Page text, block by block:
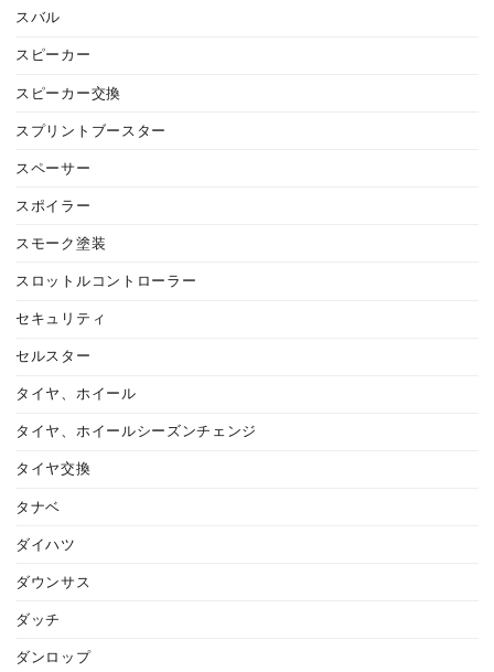
スバル
スピーカー
スピーカー交換
スプリントブースター
スペーサー
スポイラー
スモーク塗装
スロットルコントローラー
セキュリティ
セルスター
タイヤ、ホイール
タイヤ、ホイールシーズンチェンジ
タイヤ交換
タナベ
ダイハツ
ダウンサス
ダッチ
ダンロップ